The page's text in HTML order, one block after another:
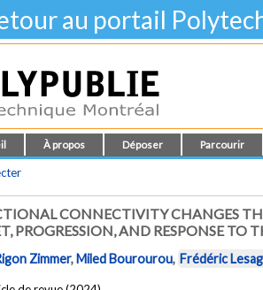
au portail
À propos Déposer Parcourir
CONNECTIVITY CHANGES
PROGRESSION, AND RESPONSE TO
Zimmer,Miled Bourourou, Frédéric